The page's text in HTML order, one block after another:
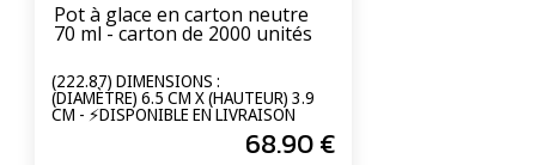
Pot à glace en carton neutre
70 ml - carton de 2000 unités
(222.87) DIMENSIONS :
(DIAMÈTRE) 6.5 CM X (HAUTEUR) 3.9
CM - ⚡DISPONIBLE EN LIVRAISON
68.90€